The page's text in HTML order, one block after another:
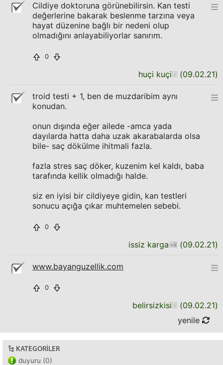
Cildiye doktoruna görünebilirsin. Kan testi
değerlerine bakarak beslenme tarzına veya
hayat düzenine bağlı bir nedeni olup
olmadığını anlayabiliyorlar sanırım.
0
huçi kuçi (09.02.21)
troid testi + 1, ben de muzdaribim aynı
konudan.
onun dışında eğer ailede -amca yada
dayılarda hatta daha uzak akarabalarda olsa
bile- saç dökülme ihitmali fazla.
fazla stres saç döker, kuzenim kel kaldı, baba
tarafında kellik olmadığı halde.
siz en iyisi bir cildiyeye gidin, kan testleri
sonucu açığa çıkar muhtemelen sebebi.
0
issiz karga (09.02.21)
www.bayanguzellik.com
0
belirsizkisi (09.02.21)
yenile
KATEGORILER
duyuru (0)